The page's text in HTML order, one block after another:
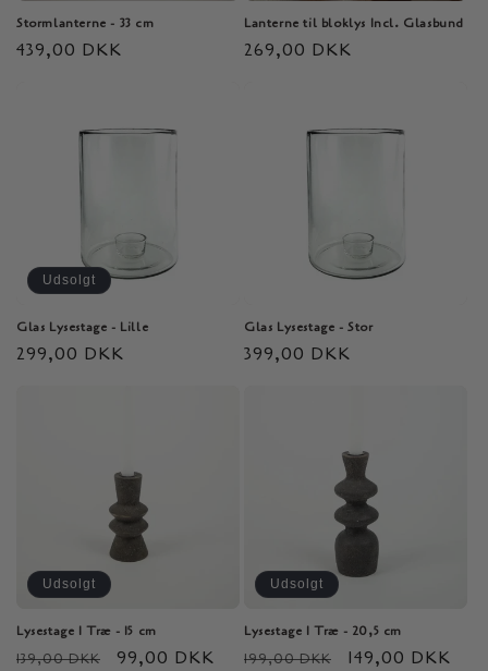
Stormlanterne - 33 cm
Normalpris
439,00 DKK
Lanterne til bloklys Incl. Glasbund
Normalpris
269,00 DKK
Udsolgt
Glas Lysestage - Lille
Normalpris
299,00 DKK
Glas Lysestage - Stor
Normalpris
399,00 DKK
Udsolgt
Lysestage I Træ - 15 cm
Normalpris
139,00 DKK Udsalgspris
99,00 DKK
Udsolgt
Lysestage I Træ - 20,5 cm
Normalpris
199,00 DKK Udsalgspris
149,00 DKK